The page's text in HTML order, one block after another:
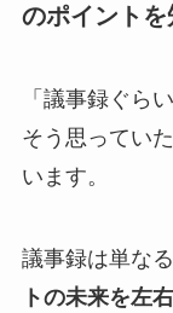
のポイントを
「議事録ぐら
そう思ってい
います。
議事録は単な
トの未来を左